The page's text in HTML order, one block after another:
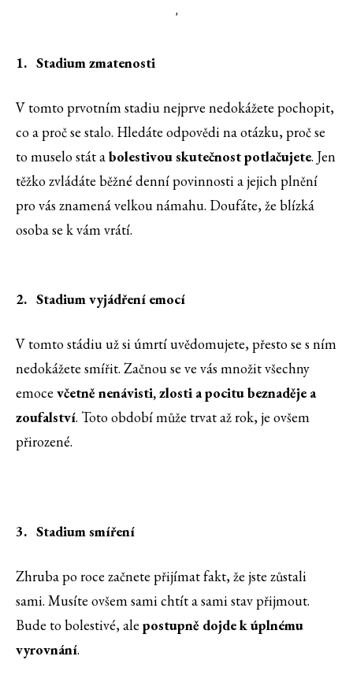
'
1. Stadium zmatenosti
V tomto prvotním stadiu nejprve nedokážete pochopit,
co a proč se stalo. Hledáte odpovědi na otázku, proč se
to muselo stát abolestivou skutečnost potlačujete. Jen
těžko zvládáte běžné denní povinnosti a jejich plnění
pro vás znamená velkou námahu. Doufáte, že blízká
osoba se k vám vrátí.
2. Stadium vyjádření emocí
V tomto stádiu už si úmrtí uvědomujete, přesto se s ním
nedokážete smířit. Začnou se ve vás množit všechny
emoce včetně nenávisti, zlosti a pocitu beznaděje a
zoufalství. Toto období může trvat až rok, je ovšem
přirozené.
3. Stadium smíření
Zhruba po roce začnete přijímat fakt, že jste zůstali
sami. Musíte ovšem sami chtít a sami stav přijmout.
Bude to bolestivé, ale postupně dojde k úplnému
vyrovnání.